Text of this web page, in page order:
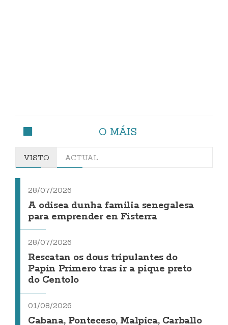
O MÁIS
VISTO ACTUAL
28/07/2026
A odisea dunha familia senegalesa
para emprender en Fisterra
28/07/2026
Rescatan os dous tripulantes do
Papin Primero tras ir a pique preto
do Centolo
01/08/2026
Cabana, Ponteceso, Malpica, Carballo